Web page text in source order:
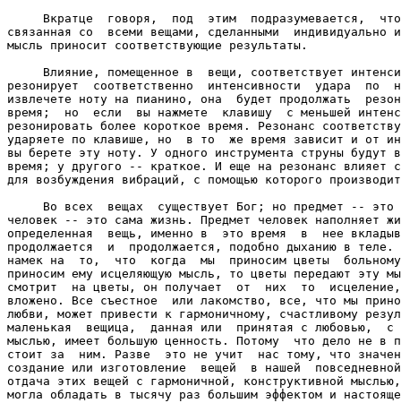
Вкратце  говоря,  под  этим  подразумевается,
связанная со  всеми вещами, сделанными  индивидуально
мысль приносит соответствующие результаты.
Влияние, помещенное в  вещи, соответствует
резонирует  соответственно  интенсивности  удара  по
извлечете ноту на пианино, она  будет продолжать
время;  но  если  вы нажмете  клавишу  с меньшей
резонировать более короткое время. Резонанс
ударяете по клавише, но  в то  же время зависит и от
вы берете эту ноту. У одного инструмента струны будут
время; у другого -- краткое. И еще на резонанс влияет
для возбуждения вибраций, с помощью которого
Во всех  вещах  существует Бог; но предмет -- это
человек -- это сама жизнь. Предмет человек наполняет
определенная  вещь, именно в  это время  в  нее
продолжается  и  продолжается, подобно дыханию в
намек на  то,  что  когда  мы  приносим цветы
приносим ему исцеляющую мысль, то цветы передают эту
смотрит  на цветы, он получает  от  них  то
вложено. Все съестное  или лакомство, все, что мы
любви, может привести к гармоничному, счастливому
маленькая  вещица,  данная или  принятая с любовью,  с
мыслью, имеет большую ценность. Потому  что дело не в
стоит за  ним. Разве  это не учит  нас тому, что
создание или изготовление  вещей  в нашей
отдача этих вещей с гармоничной, конструктивной
могла обладать в тысячу раз большим эффектом и